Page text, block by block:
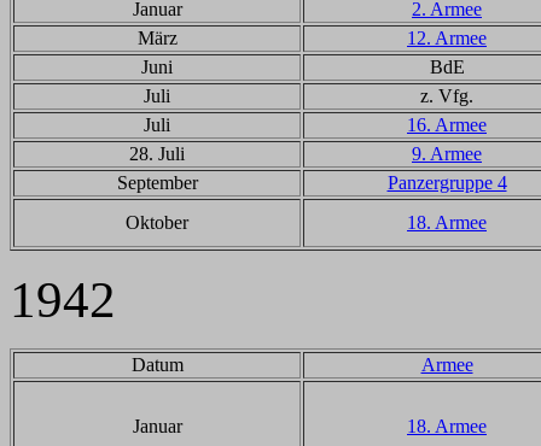
Januar
2. Armee
März
12. Armee
Juni
BdE
Juli
z. Vfg.
Juli
16. Armee
28. Juli
9. Armee
September
Panzergruppe 4
Oktober
18. Armee
1942
Datum Armee
Januar 18. Armee